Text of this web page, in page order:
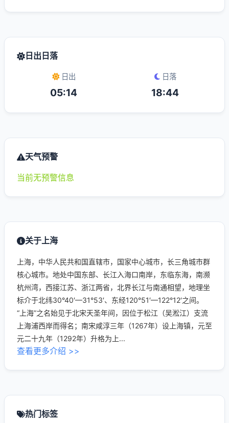
日出日落
日出
05:14
日落
18:44
天气预警
当前无预警信息
关于上海
上海，中华人民共和国直辖市，国家中心城市，长三角城市群
核心城市。地处中国东部、长江入海口南岸，东临东海，南濒
杭州湾，西接江苏、浙江两省，北界长江与南通相望，地理坐
标介于北纬30°40′—31°53′、东经120°51′—122°12′之间。
“上海”之名始见于北宋天圣年间，因位于松江（吴淞江）支流
上海浦西岸而得名；南宋咸淳三年（1267年）设上海镇，元至
元二十九年（1292年）升格为上...
查看更多介绍 >>
热门标签